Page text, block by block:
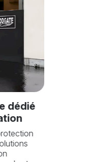
dédié